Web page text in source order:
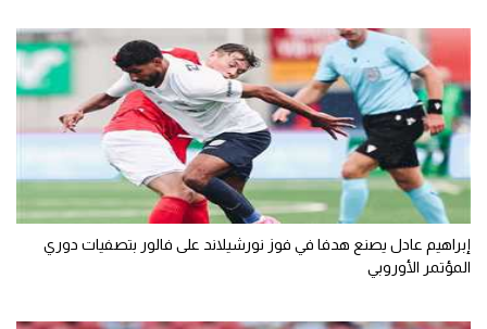
إبراهيم عادل يصنع هدفا في فوز نورشيلاند على فالور بتصفيات دوري
المؤتمر الأوروبي